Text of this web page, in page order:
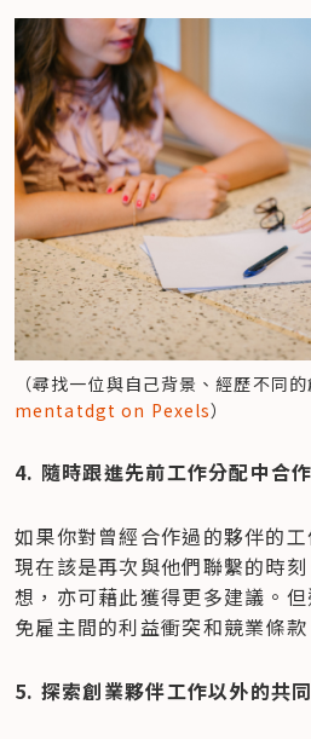
（尋找一位與自己背景、經歷不同
mentatdgt on Pexels）
4. 隨時跟進先前工作分配中合
如果你對曾經合作過的夥伴的
現在該是再次與他們聯繫的時
想，亦可藉此獲得更多建議。
免雇主間的利益衝突和競業條款
5. 探索創業夥伴工作以外的共